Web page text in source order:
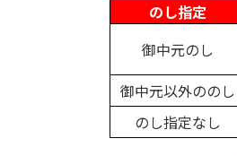
のし指定
御中元のし
御中元以外ののし
のし指定なし